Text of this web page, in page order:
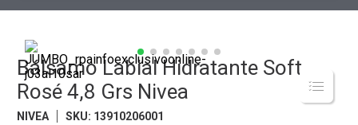
Bálsamo Labial Hidratante Soft
Rosé 4,8 Grs Nivea
NIVEA SKU: 13910206001
Cerveza
Galletitas
Yerba